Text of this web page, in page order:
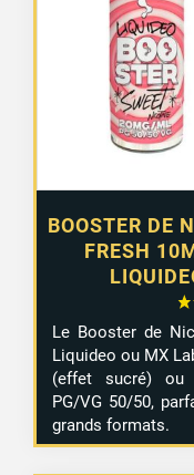
BOOSTER DE
FRESH
Le Booster de
Liquideo ou MX
(effet sucré) ou
PG/VG 50/50,
grands formats.